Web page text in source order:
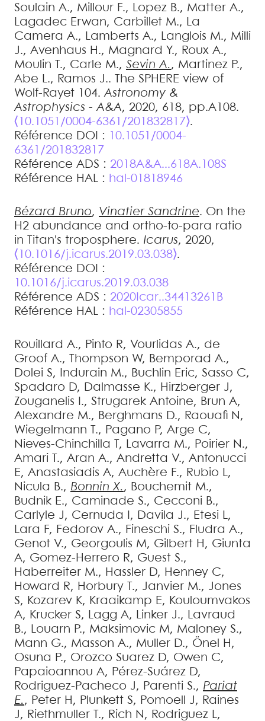
Soulain A., Millour F., Lopez B., Matter A.,
Lagadec Erwan, Carbillet M., La
Camera A., Lamberts A., Langlois M., Milli
J., Avenhaus H., Magnard Y., Roux A.,
Moulin
T., Carle M., Sevin A., Martinez P.,
Abe L., Ramos J..
The SPHERE view of
Wolf-Rayet 104.Astronomy &
Astrophysics - A&A, 2020, 618, pp.A108.
⟨10.1051/0004-6361/201832817⟩.
Référence DOI :
10.1051/0004-
6361/201832817
Référence ADS : 2018A&A...618A.108S
Référence HAL : hal-01818946
Bézard Bruno, Vinatier Sandrine. On the
H2 abundance and ortho-to-para ratio
in Titan's troposphere. Icarus, 2020,
⟨10.1016/j.icarus.2019.03.038⟩.
Référence DOI :
10.1016/j.icarus.2019.03.038
Référence ADS : 2020Icar..34413261B
Référence HAL : hal-02305855
Rouillard A., Pinto R, Vourlidas A., de
Groof A., Thompson W, Bemporad A.,
Dolei S, Indurain M., Buchlin Eric, Sasso C,
Spadaro D, Dalmasse K., Hirzberger J,
Zouganelis
I., Strugarek Antoine, Brun A,
Alexandre M., Berghmans D., Raouafi N,
Wiegelmann
T., Pagano P, Arge C,
Nieves-Chinchilla
, Lavarra M., Poirier N.,
Amari
T., Aran A., Andretta V., Antonucci
E, Anastasiadis A, Auchère F., Rubio L,
Nicula B., Bonnin X., Bouchemit M.,
Budnik E., Caminade S., Cecconi B.,
Carlyle J, Cernuda , Davila J., Etesi L,
Lara F, Fedorov A., Fineschi S., Fludra A.,
Genot V., Georgoulis M, Gilbert H , Giunta
A, Gomez-Herrero R, Guest S.,
Haberreiter M., Hassler D, Henney C,
Howard
R, Horbury T., Janvier M., Jones
S, Kozarev K, Kraaikamp E, Kouloumvakos
A, Krucker S, Lagg A, Linker J., Lavraud
B., Louarn P., Maksimovic M, Maloney S.,
Mann G., Masson A., Muller D., Önel H ,
Osuna P., Orozco Suarez D, Owen C,
Papaioannou A, Pérez-Suárez D,
Rodriguez-Pacheco J, Parenti S., Pariat
E., Peter H , Plunkett S, Pomoell J, Raines
J, Riethmuller T., Rich N, Rodriguez L,